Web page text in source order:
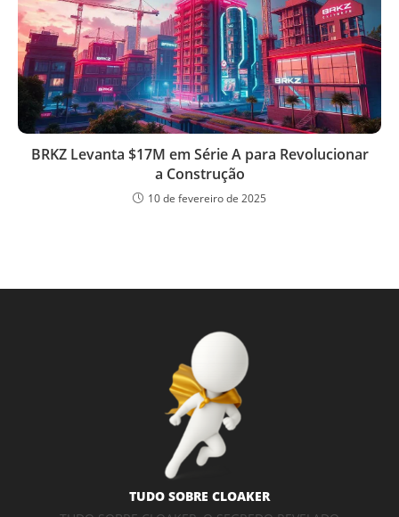
BRKZ Levanta $17M em Série A para Revolucionar
a Construção
10 de fevereiro de 2025
TUDO SOBRE CLOAKER